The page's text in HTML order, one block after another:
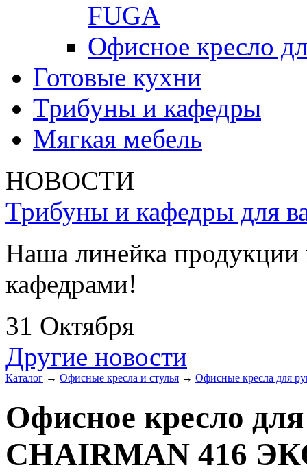
FUGA
Офисное кресло
Готовые кухни
Трибуны и кафедры
Мягкая мебель
НОВОСТИ
Трибуны и кафедры для
Наша линейка
кафедрами!
31 Октября
Другие новости
Каталог → Офисные кресла и стулья → Офисные кресла для
Офисное кресло
CHAIRMAN 416